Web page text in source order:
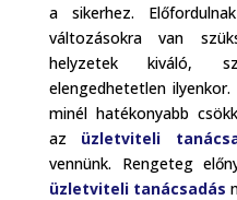
a sikerhez.
változásokra van
helyzetek kiváló,
elengedhetetlen
minél hatékonyabb
az üzletviteli
vennünk. Rengeteg
üzletviteli tanácsadás